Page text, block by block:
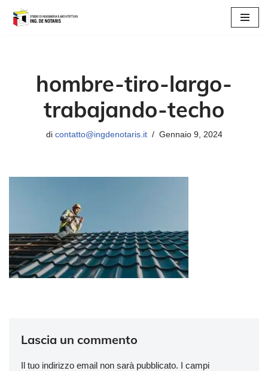
hombre-tiro-largo-
trabajando-techo
di contatto@ingdenotaris.it Gennaio 9, 2024
Lascia un commento
Il tuo indirizzo email non sarà pubblicato. I campi